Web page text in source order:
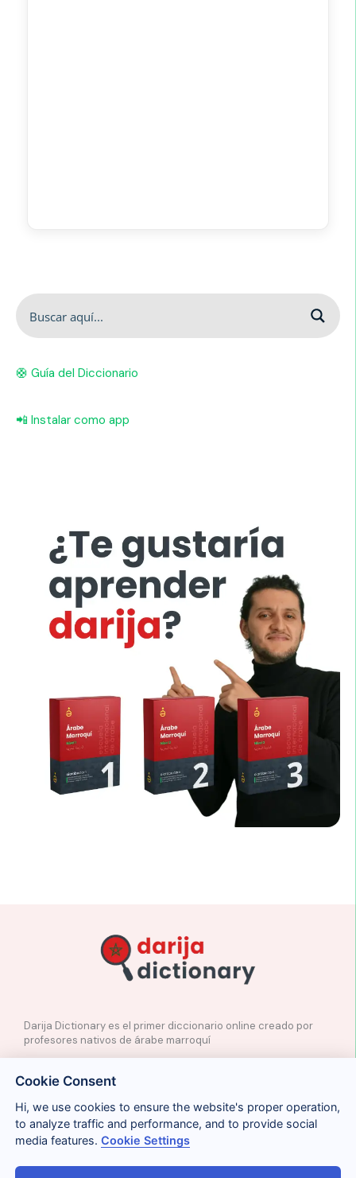
🛟 Guía del Diccionario
📲 Instalar como app
Darija Dictionary es el primer diccionario online creado por
profesores nativos de árabe marroquí
✉️ Contacto
📲Redes Sociales
🤝🏼Proponer palabras
Legal Cookies Privacidad Condiciones
Cookie Consent
Hi, we use cookies to ensure the website's proper operation,
to analyze traffic and performance, and to provide social
media features.Cookie Settings